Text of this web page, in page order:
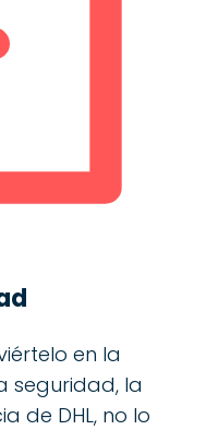
en la
seguridad, la
de DHL, no lo